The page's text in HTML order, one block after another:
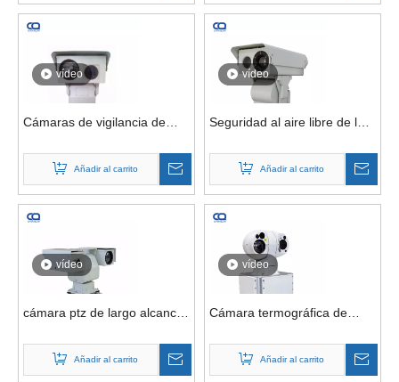
anticorrosión
térmicas MWIR infrarrojas de
onda media
vídeo
Cámaras de vigilancia de
identificación positiva de
perimetral
Añadir al carrito
vídeo
Seguridad al aire libre de la
imágenes térmica de la
defensa fronteriza
Añadir al carrito
vídeo
cámara ptz de largo alcance
vigilancia diurna y nocturna
Añadir al carrito
vídeo
Cámara termográfica de
con conexión de radar
Añadir al carrito